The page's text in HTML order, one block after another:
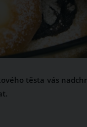
těsta vás